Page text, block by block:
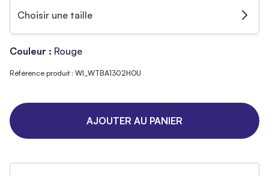
Choisir une taille
Couleur : Rouge
Référence produit : WI_WTBA1302HOU
AJOUTER AU PANIER